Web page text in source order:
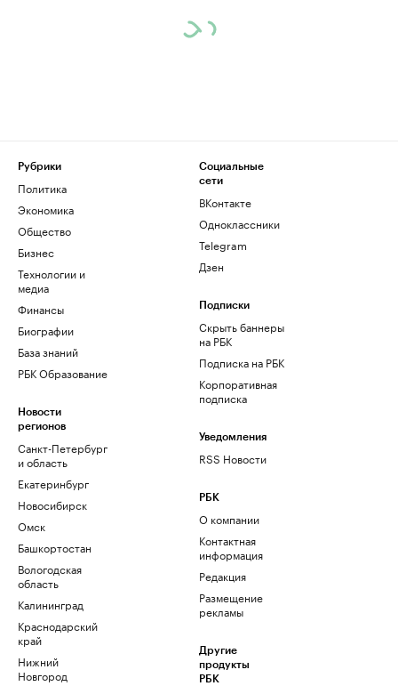
Рубрики
Политика
Экономика
Общество
Бизнес
Технологии и
медиа
Финансы
Биографии
База знаний
РБК Образование
Новости
регионов
Санкт-Петербург
и область
Екатеринбург
Новосибирск
Омск
Башкортостан
Вологодская
область
Калининград
Краснодарский
край
Нижний
Новгород
Социальные
сети
ВКонтакте
Одноклассники
Telegram
Дзен
Подписки
Скрыть баннеры
на РБК
Подписка на РБК
Корпоративная
подписка
Уведомления
RSS Новости
РБК
О компании
Контактная
информация
Редакция
Размещение
рекламы
Другие
продукты
РБК